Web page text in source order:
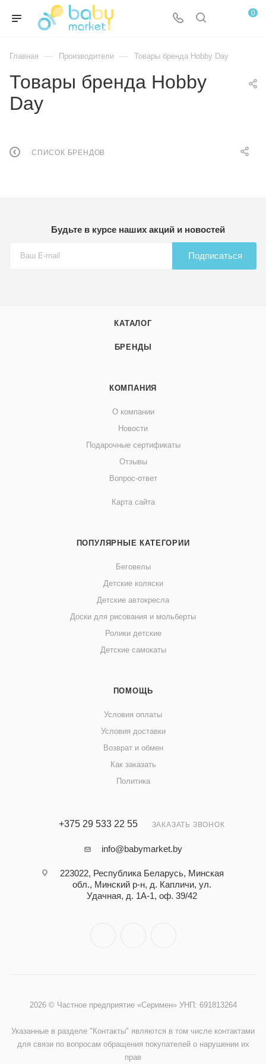
0
Главная — Производители — Товары бренда Hobby Day
Товары бренда Hobby
Day
СПИСОК БРЕНДОВ
Будьте в курсе наших акций и новостей
Подписаться
КАТАЛОГ
БРЕНДЫ
КОМПАНИЯ
О компании
Новости
Подарочные сертификаты
Отзывы
Вопрос-ответ
Карта сайта
ПОПУЛЯРНЫЕ КАТЕГОРИИ
Беговелы
Детские коляски
Детские автокресла
Доски для рисования и мольберты
Ролики детские
Детские самокаты
ПОМОЩЬ
Условия оплаты
Условия доставки
Возврат и обмен
Как заказать
Политика
+375 29 533 22 55 ЗАКАЗАТЬ ЗВОНОК
info@babymarket.by
223022, Республика Беларусь, Минская
обл., Минский р-н, д. Капличи, ул.
Удачная, д. 1А-1, оф. 39/42
2026 © Частное предприятие «Серимен» УНП: 691813264
Указанные в разделе "Контакты" являются в том числе контактами
для связи по вопросам обращения покупателей о нарушении их
прав